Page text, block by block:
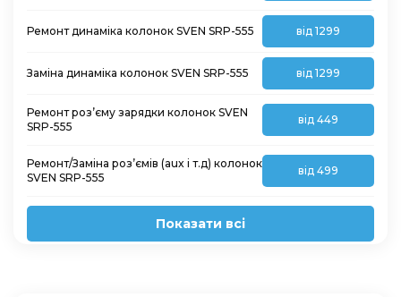
Ремонт динаміка колонок SVEN SRP-555 від 1299
Заміна динаміка колонок SVEN SRP-555 від 1299
Ремонт роз’єму зарядки колонок SVEN
SRP-555
від 449
Ремонт/Заміна роз’ємів (aux і т.д) колонок
SVEN SRP-555
від 499
Показати всі